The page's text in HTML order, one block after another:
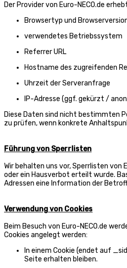
Der Provider von Euro-NECO.de
Browsertyp und
verwendetes Betriebssystem
Referrer URL
Hostname des zugreifenden
Uhrzeit der Serveranfrage
IP-Adresse (ggf. gekürzt /
Diese Daten sind nicht bestimmten
zu prüfen, wenn konkrete
Führung von Sperrlisten
Wir behalten uns vor, Sperrlisten von
oder ein Hausverbot erteilt wurde.
Adressen eine Information der
Verwendung von Cookies
Beim Besuch von Euro-NECO.de
Cookies angelegt werden:
In einem Cookie (endet auf
Seite erhalten bleiben.